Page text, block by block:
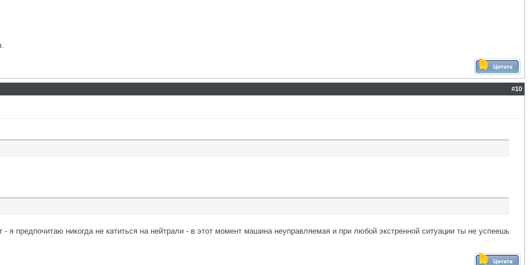
#10
я предпочитаю никогда не катиться на нейтрали - в этот момент машина неуправляемая и при любой экстренной ситуации ты не успеешь